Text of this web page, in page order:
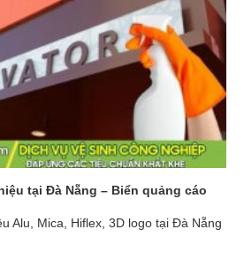
tại Đà Nẵng – Biển quảng cáo
Alu, Mica, Hiflex, 3D logo tại Đà Nẵng